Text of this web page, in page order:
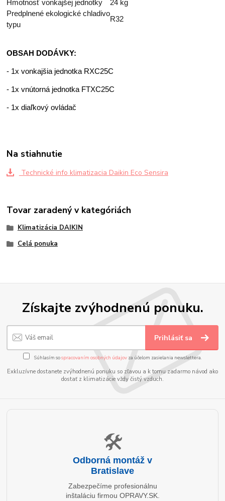
Hmotnosť vonkajšej jednotky
24 kg
Predplnené ekologické chladivo
typu
R32
OBSAH DODÁVKY:
- 1x vonkajšia jednotka RXC25C
- 1x vnútorná jednotka FTXC25C
- 1x diaľkový ovládač
Na stiahnutie
Technické info klimatizacia Daikin Eco Sensira
Tovar zaradený v kategóriách
Klimatizácia DAIKIN
Celá ponuka
Získajte zvýhodnenú ponuku.
Prihlásiť sa
Súhlasím sospracovaním osobných údajov za účelom zasielania newslettera.
Exkluzívne dostanete zvýhodnenú ponuku so zľavou a k tomu zadarmo návod ako
dostať z klimatizácie vždy čistý vzduch.
🛠️
Odborná montáž v
Bratislave
Zabezpečíme profesionálnu
inštaláciu firmou OPRAVY.SK.